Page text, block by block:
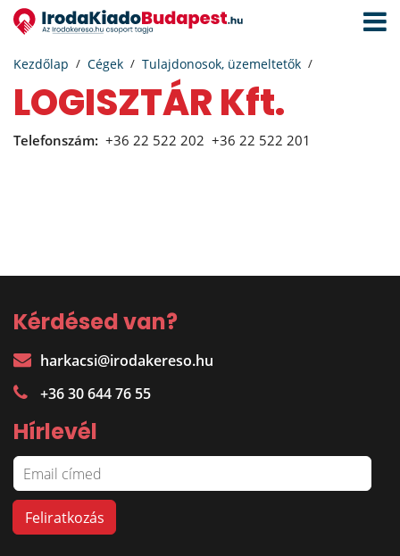
Kezdőlap Cégek Tulajdonosok, üzemeltetők
LOGISZTÁR Kft.
Telefonszám: +36 22 522 202 +36 22 522 201
Kérdésed van?
harkacsi@irodakereso.hu
+36 30 644 76 55
Hírlevél